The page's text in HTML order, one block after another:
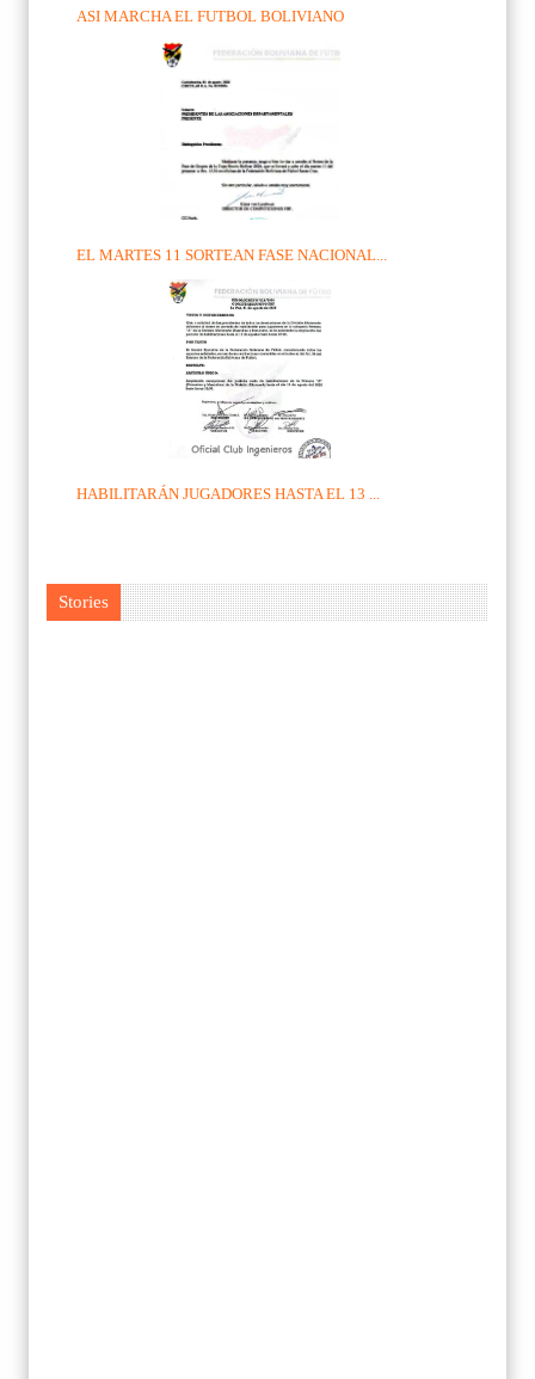
ASI MARCHA EL FUTBOL BOLIVIANO
EL MARTES 11 SORTEAN FASE NACIONAL...
HABILITARÁN JUGADORES HASTA EL 13 ...
Stories